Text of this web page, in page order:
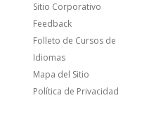
¿Quienes somos?
Empleos
Blog
Social
Sitio Corporativo
Feedback